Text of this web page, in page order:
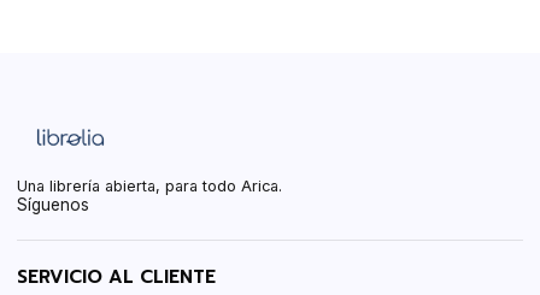
Una librería abierta, para todo Arica.
Síguenos
SERVICIO AL CLIENTE